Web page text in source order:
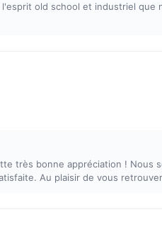
old school et industriel
très bonne appréciation ! Nous
Au plaisir de vous